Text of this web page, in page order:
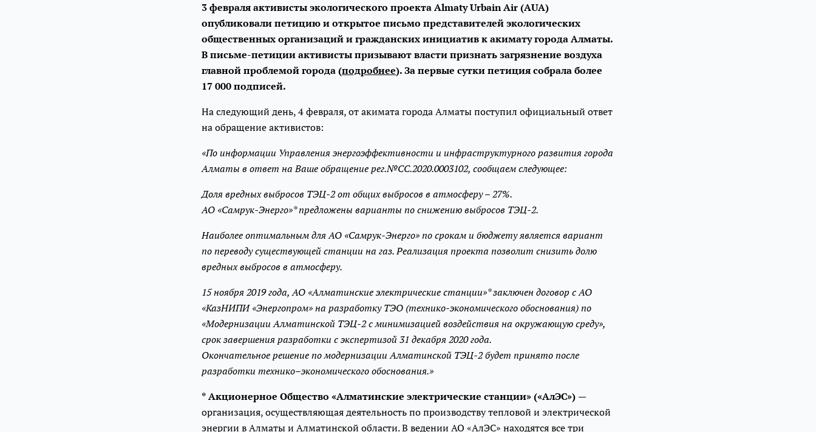
3 февраля активисты экологического проекта Almaty Urbain Air (AUA)
опубликовали петицию и открытое письмо представителей экологических
общественных организаций и гражданских инициатив к акимату города Алматы.
В письме-петиции активисты призывают власти признать загрязнение воздуха
главной проблемой города (подробнее). За первые сутки петиция собрала более
17 000 подписей.
На следующий день, 4 февраля, от акимата города Алматы поступил официальный ответ
на обращение активистов:
«По информации Управления энергоэффективности и инфраструктурного развития города
Алматы в ответ на Ваше обращение рег.№СС.2020.0003102, сообщаем следующее:
Доля вредных выбросов ТЭЦ-2 от общих выбросов в атмосферу – 27%.
АО «Самрук-Энерго»* предложены варианты по снижению выбросов ТЭЦ-2.
Наиболее оптимальным для АО «Самрук-Энерго» по срокам и бюджету является вариант
по переводу существующей станции на газ. Реализация проекта позволит снизить долю
вредных выбросов в атмосферу.
15 ноября 2019 года, АО «Алматинские электрические станции»* заключен договор с АО
«КазНИПИ «Энергопром» на разработку ТЭО (технико-экономического обоснования) по
«Модернизации Алматинской ТЭЦ-2 с минимизацией воздействия на окружающую среду»,
срок завершения разработки с экспертизой 31 декабря 2020 года.
Окончательное решение по модернизации Алматинской ТЭЦ-2 будет принято после
разработки технико–экономического обоснования.»
*Акционерное Общество «Алматинские электрические станции» («АлЭС») —
организация, осуществляющая деятельность по производству тепловой и электрической
энергии в Алматы и Алматинской области. В ведении АО «АлЭС» находятся все три